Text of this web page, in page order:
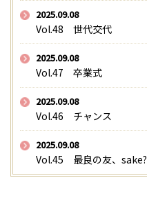
2025.09.08
Vol.48 世代交代
2025.09.08
Vol.47 卒業式
2025.09.08
Vol.46 チャンス
2025.09.08
Vol.45 最良の友、sake?